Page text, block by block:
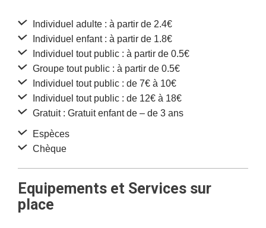
Individuel adulte : à partir de 2.4€
Individuel enfant : à partir de 1.8€
Individuel tout public : à partir de 0.5€
Groupe tout public : à partir de 0.5€
Individuel tout public : de 7€ à 10€
Individuel tout public : de 12€ à 18€
Gratuit : Gratuit enfant de – de 3 ans
Espèces
Chèque
Equipements et Services sur
place